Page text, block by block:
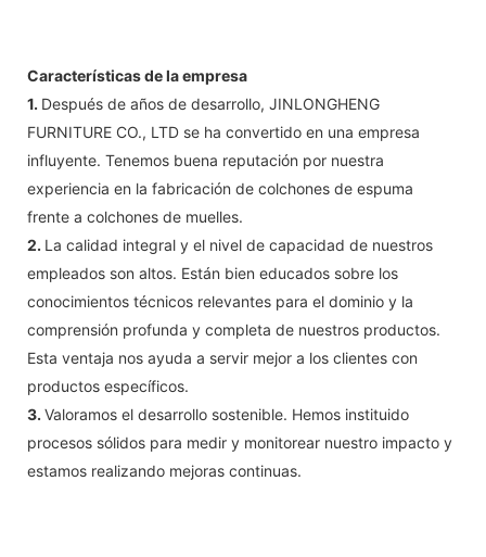
Características de la empresa
1. Después de años de desarrollo, JINLONGHENG
FURNITURE CO., LTD se ha convertido en una empresa
influyente. Tenemos buena reputación por nuestra
experiencia en la fabricación de colchones de espuma
frente a colchones de muelles.
2. La calidad integral y el nivel de capacidad de nuestros
empleados son altos. Están bien educados sobre los
conocimientos técnicos relevantes para el dominio y la
comprensión profunda y completa de nuestros productos.
Esta ventaja nos ayuda a servir mejor a los clientes con
productos específicos.
3. Valoramos el desarrollo sostenible. Hemos instituido
procesos sólidos para medir y monitorear nuestro impacto y
estamos realizando mejoras continuas.